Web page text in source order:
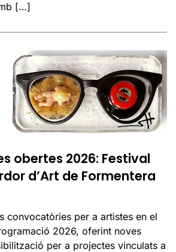
[…]
obertes 2026: Festival
d’Art de Formentera
convocatòries per a artistes en el
2026, oferint noves
per a projectes vinculats a